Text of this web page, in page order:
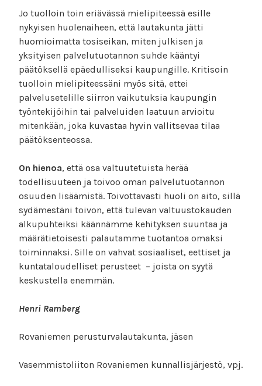
Jo tuolloin toin eriävässä mielipiteessä esille
nykyisen huolenaiheen, että lautakunta jätti
huomioimatta tosiseikan, miten julkisen ja
yksityisen palvelutuotannon suhde kääntyi
päätöksellä epäedulliseksi kaupungille. Kritisoin
tuolloin mielipiteessäni myös sitä, ettei
palvelusetelille siirron vaikutuksia kaupungin
työntekijöihin tai palveluiden laatuun arvioitu
mitenkään, joka kuvastaa hyvin vallitsevaa tilaa
päätöksenteossa.
On hienoa, että osa valtuutetuista herää
todellisuuteen ja toivoo oman palvelutuotannon
osuuden lisäämistä. Toivottavasti huoli on aito, sillä
sydämestäni toivon, että tulevan valtuustokauden
alkupuhteiksi käännämme kehityksen suuntaa ja
määrätietoisesti palautamme tuotantoa omaksi
toiminnaksi. Sille on vahvat sosiaaliset, eettiset ja
kuntataloudelliset perusteet – joista on syytä
keskustella enemmän.
Henri Ramberg
Rovaniemen perusturvalautakunta, jäsen
Vasemmistoliiton Rovaniemen kunnallisjärjestö, vpj.